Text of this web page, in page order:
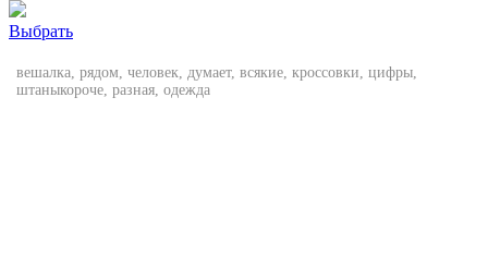
Выбрать
вешалка, рядом, человек, думает, всякие, кроссовки, цифры,
штаныкороче, разная, одежда